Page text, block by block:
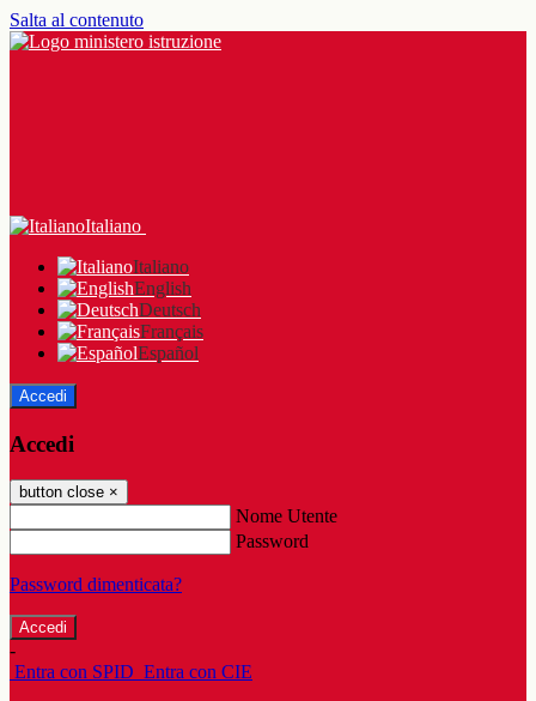
Salta al contenuto
Italiano
Italiano
English
Deutsch
Français
Español
Accedi
Accedi
button close ×
Nome Utente
Password
Password dimenticata?
-
Entra con SPID Entra con CIE